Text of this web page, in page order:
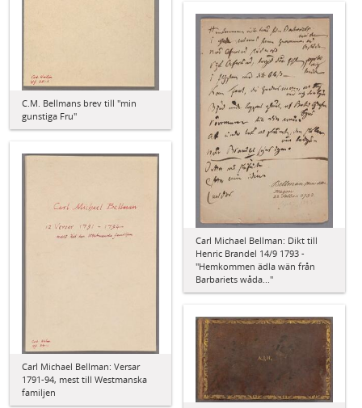
C.M. Bellmans brev till "min
gunstiga Fru"
Carl Michael Bellman: Dikt till
Henric Brandel 14/9 1793 -
"Hemkommen ädla wän från
Barbariets wåda..."
Carl Michael Bellman: Versar
1791-94, mest till Westmanska
familjen